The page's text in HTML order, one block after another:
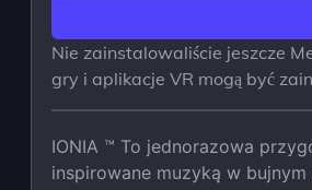
Nie zainstalowaliście jeszcze
gry i aplikacje VR mogą być
IONIA ™ To jednorazowa
inspirowane muzyką w